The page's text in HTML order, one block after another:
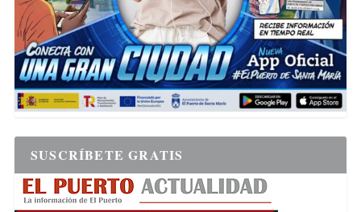
SUSCRÍBETE GRATIS